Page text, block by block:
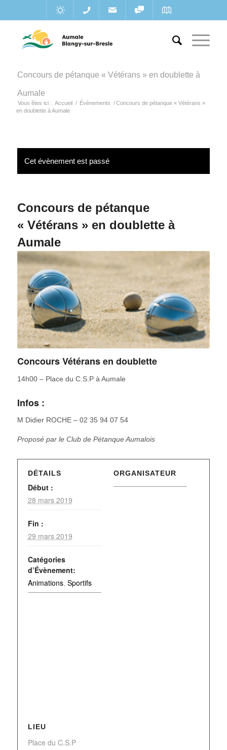
Concours de pétanque « Vétérans » en doublette à
Aumale
Vous êtes ici : Accueil / Évènements / Concours de pétanque « Vétérans »
en doublette à Aumale
Cet évènement est passé
Concours de pétanque
« Vétérans » en doublette à
Aumale
Concours Vétérans en doublette
14h00 – Place du C.S.P à Aumale
Infos :
M Didier ROCHE – 02 35 94 07 54
Proposé par le Club de Pétanque Aumalois
DÉTAILS
Début :
28 mars 2019
Fin :
29 mars 2019
Catégories
d’Évènement:
Animations, Sportifs
ORGANISATEUR
LIEU
Place du C.S.P